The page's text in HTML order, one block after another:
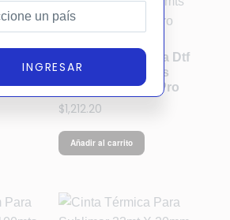
INGRESAR
Dtf
Rollo De Film Para Dtf
De 42cm X 100mts
Doble Cara OtterPro
$1,212.20
Añadir al carrito